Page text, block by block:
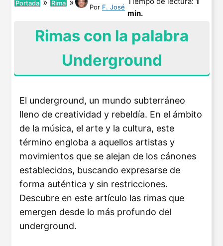
Portada » Rima » Por F. José
min.
Rimas con la palabra
Underground
El underground, un mundo subterráneo
lleno de creatividad y rebeldía. En el ámbito
de la música, el arte y la cultura, este
término engloba a aquellos artistas y
movimientos que se alejan de los cánones
establecidos, buscando expresarse de
forma auténtica y sin restricciones.
Descubre en este artículo las rimas que
emergen desde lo más profundo del
underground.